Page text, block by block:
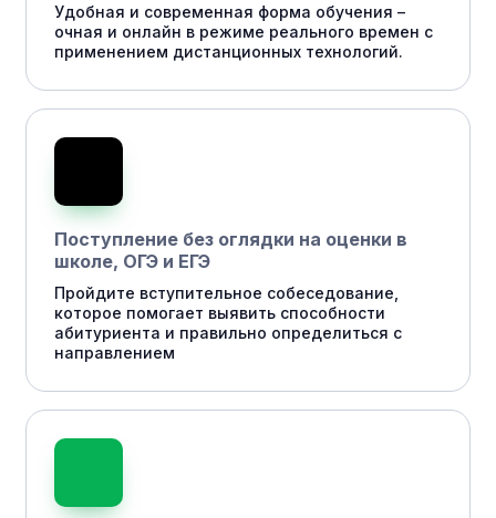
Удобная и современная форма обучения –
очная и онлайн в режиме реального времен с
применением дистанционных технологий.
Поступление без оглядки на оценки в
школе, ОГЭ и ЕГЭ
Пройдите вступительное собеседование,
которое помогает выявить способности
абитуриента и правильно определиться с
направлением